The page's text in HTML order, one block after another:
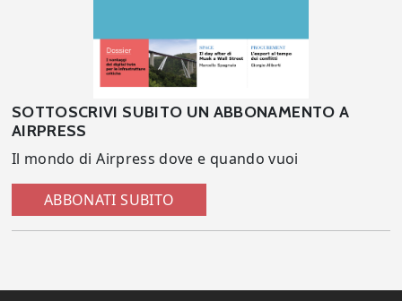
SOTTOSCRIVI SUBITO UN ABBONAMENTO A
AIRPRESS
Il mondo di Airpress dove e quando vuoi
ABBONATI SUBITO